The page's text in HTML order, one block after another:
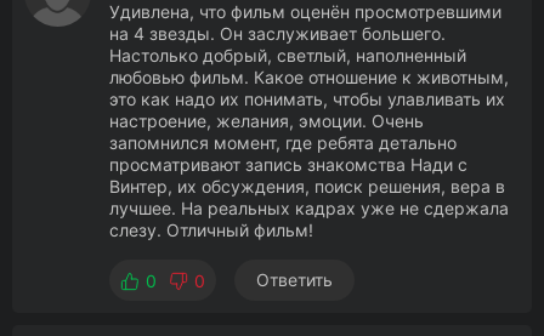
Удивлена, что фильм оценён просмотревшими
на 4 звезды. Он заслуживает большего.
Настолько добрый, светлый, наполненный
любовью фильм. Какое отношение к животным,
это как надо их понимать, чтобы улавливать их
настроение, желания, эмоции. Очень
запомнился момент, где ребята детально
просматривают запись знакомства Нади с
Винтер, их обсуждения, поиск решения, вера в
лучшее. На реальных кадрах уже не сдержала
слезу. Отличный фильм!
0 0 Ответить